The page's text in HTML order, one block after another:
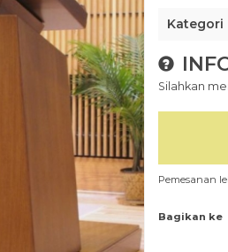
Kategori
Silahkan
Pemesanan
Bagikan ke